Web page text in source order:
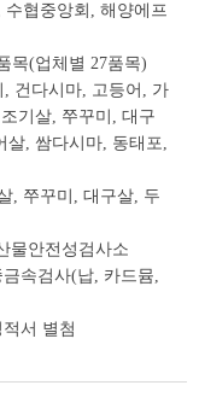
협중앙회, 해양에프
목(업체별 27품목)
건다시마, 고등어, 가
기살, 쭈꾸미, 대구
살, 쌈다시마, 동태포,
, 쭈꾸미, 대구살, 두
물안전성검사소
속검사(납, 카드뮴,
서 별첨